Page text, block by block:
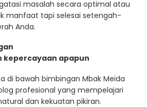
masalah secara optimal atau
manfaat tapi selesai setengah-
Anda.
kepercayaan apapun
di bawah bimbingan Mbak Meida
profesional yang mempelajari
dan kekuatan pikiran.